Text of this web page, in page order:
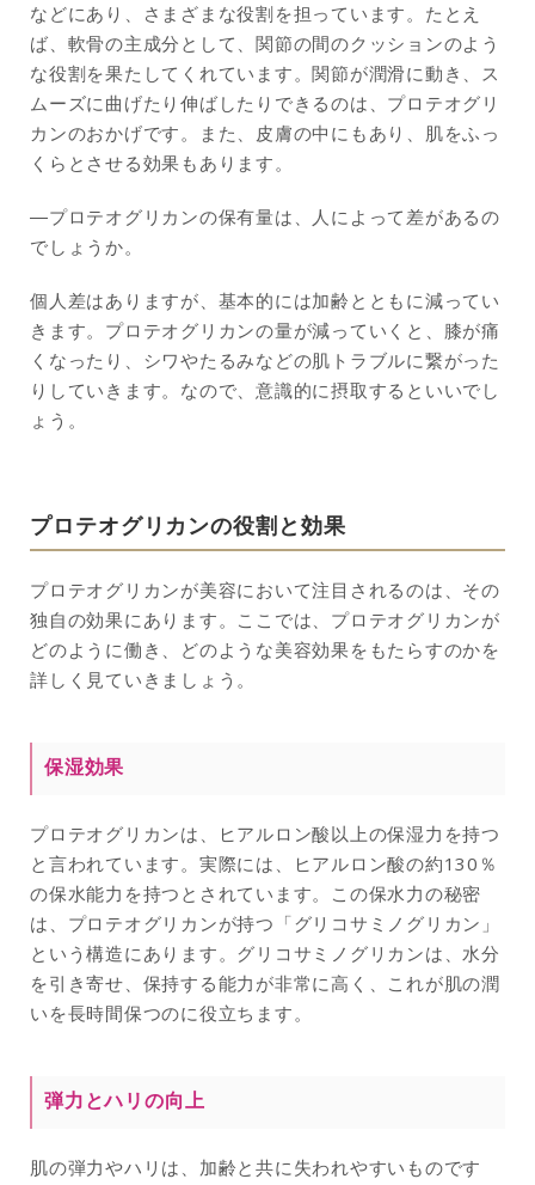
などにあり、さまざまな役割を担っています。たとえ
ば、軟骨の主成分として、関節の間のクッションのよう
な役割を果たしてくれています。関節が潤滑に動き、ス
ムーズに曲げたり伸ばしたりできるのは、プロテオグリ
カンのおかげです。また、皮膚の中にもあり、肌をふっ
くらとさせる効果もあります。
―プロテオグリカンの保有量は、人によって差があるの
でしょうか。
個人差はありますが、基本的には加齢とともに減ってい
きます。プロテオグリカンの量が減っていくと、膝が痛
くなったり、シワやたるみなどの肌トラブルに繋がった
りしていきます。なので、意識的に摂取するといいでし
ょう。
プロテオグリカンの役割と効果
プロテオグリカンが美容において注目されるのは、その
独自の効果にあります。ここでは、プロテオグリカンが
どのように働き、どのような美容効果をもたらすのかを
詳しく見ていきましょう。
保湿効果
プロテオグリカンは、ヒアルロン酸以上の保湿力を持つ
と言われています。実際には、ヒアルロン酸の約130％
の保水能力を持つとされています。この保水力の秘密
は、プロテオグリカンが持つ「グリコサミノグリカン」
という構造にあります。グリコサミノグリカンは、水分
を引き寄せ、保持する能力が非常に高く、これが肌の潤
いを長時間保つのに役立ちます。
弾力とハリの向上
肌の弾力やハリは、加齢と共に失われやすいものです